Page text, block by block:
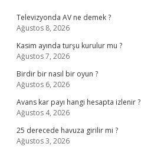
Televizyonda AV ne demek ?
Ağustos 8, 2026
Kasim ayında turşu kurulur mu ?
Ağustos 7, 2026
Birdir bir nasıl bir oyun ?
Ağustos 6, 2026
Avans kar payı hangi hesapta izlenir ?
Ağustos 4, 2026
25 derecede havuza girilir mi ?
Ağustos 3, 2026